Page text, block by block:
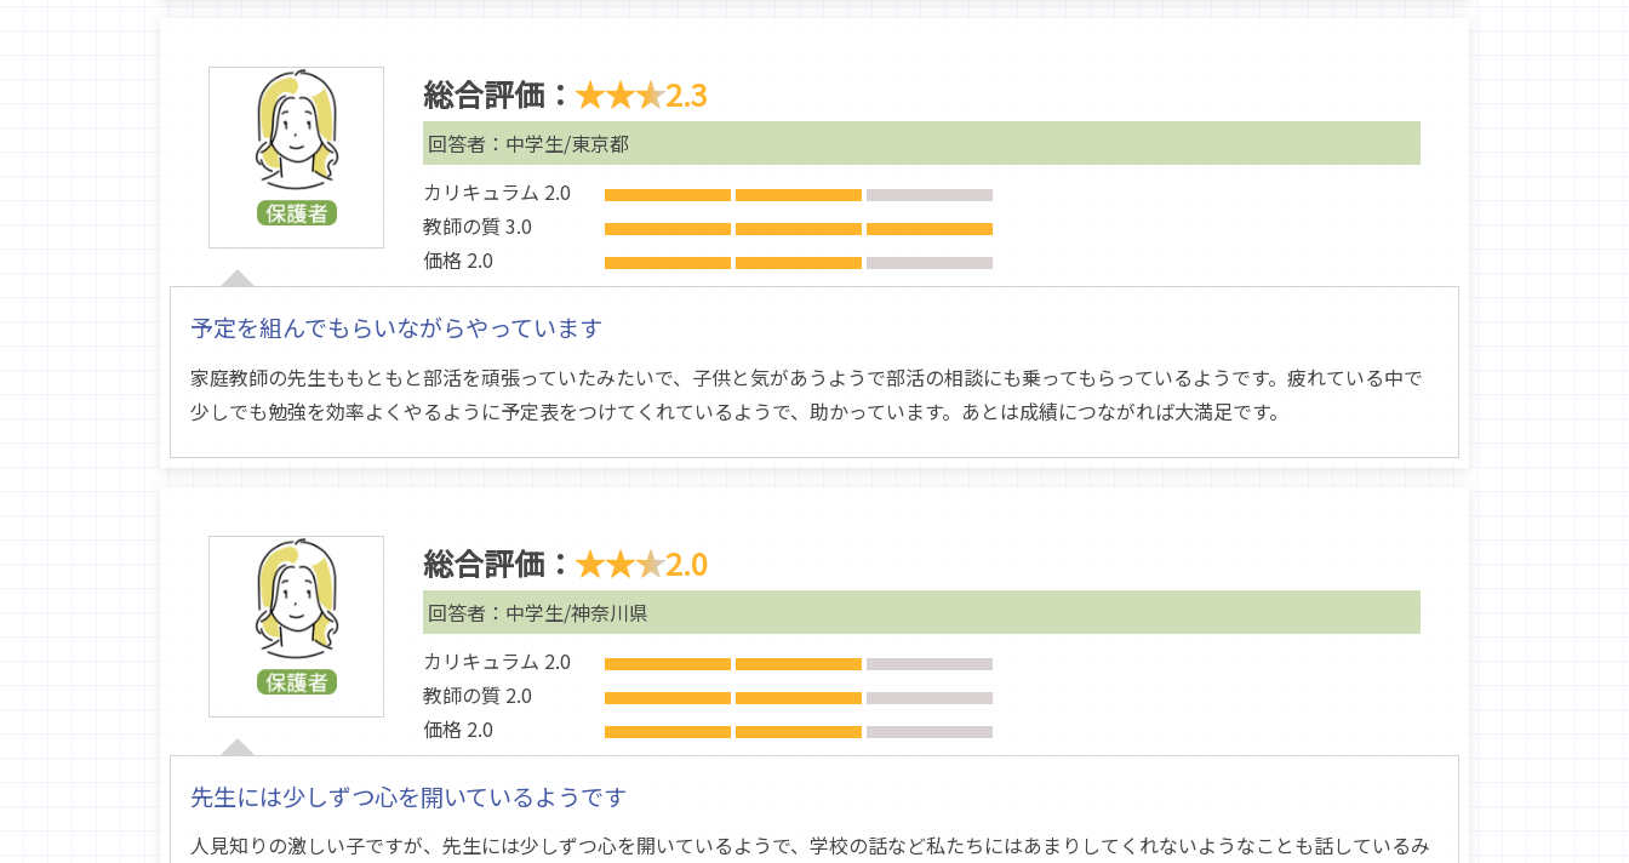
総合評価： ★★★2.3
回答者：中学生/東京都
カリキュラム 2.0
教師の質 3.0
価格 2.0
予定を組んでもらいながらやっています
家庭教師の先生ももともと部活を頑張っていたみたいで、子供と気があうようで部活の相談にも乗ってもらっているようです。疲れている中で
少しでも勉強を効率よくやるように予定表をつけてくれているようで、助かっています。あとは成績につながれば大満足です。
総合評価： ★★★2.0
回答者：中学生/神奈川県
カリキュラム 2.0
教師の質 2.0
価格 2.0
先生には少しずつ心を開いているようです
人見知りの激しい子ですが、先生には少しずつ心を開いているようで、学校の話など私たちにはあまりしてくれないようなことも話しているみ